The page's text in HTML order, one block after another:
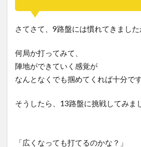
さてさて、9路盤には慣れてきました
何局か打ってみて、
陣地ができていく感覚が
なんとなくでも掴めてくれば十分です
そうしたら、13路盤に挑戦してみま
「広くなっても打てるのかな？」